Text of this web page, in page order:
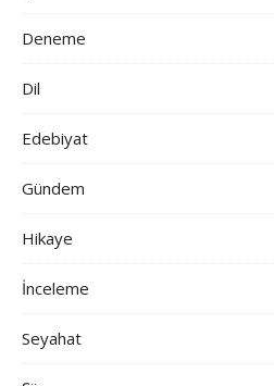
Deneme
Dil
Edebiyat
Gündem
Hikaye
İnceleme
Seyahat